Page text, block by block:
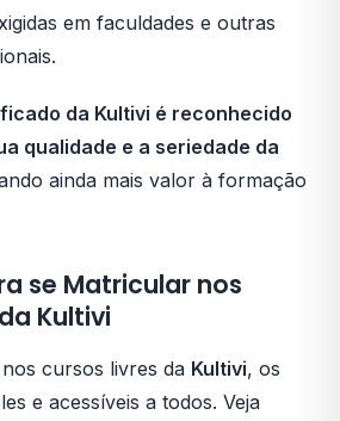
em faculdades e outras
da Kultivi é reconhecido
qualidade e a seriedade da
ainda mais valor à formação
se Matricular nos
Kultivi
cursos livres da Kultivi, os
e acessíveis a todos. Veja